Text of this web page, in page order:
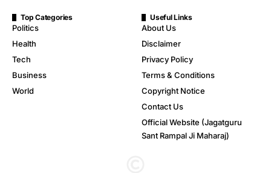
Top Categories
Politics
Health
Tech
Business
World
Useful Links
About Us
Disclaimer
Privacy Policy
Terms & Conditions
Copyright Notice
Contact Us
Official Website (Jagatguru
Sant Rampal Ji Maharaj)